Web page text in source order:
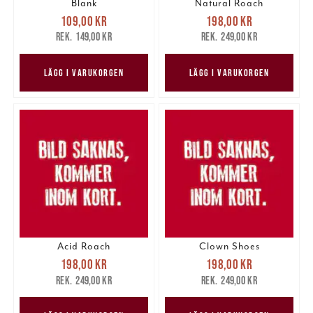
Blank
Nuvarande pris
109,00 krTidigare pris
149,00 kr
109,00 kr
149,00 kr
LÄGG I VARUKORGEN
Natural Roach
Nuvarande pris
198,00 krTidigare pris
249,00 kr
198,00 kr
249,00 kr
LÄGG I VARUKORGEN
Acid Roach
Nuvarande pris
198,00 krTidigare pris
249,00 kr
198,00 kr
249,00 kr
Clown Shoes
Nuvarande pris
198,00 krTidigare pris
249,00 kr
198,00 kr
249,00 kr